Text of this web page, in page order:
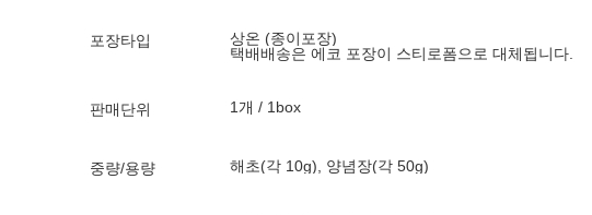
포장타입
상온 (종이포장)
택배배송은 에코 포장이 스티로폼으로 대체됩니다.
판매단위 1개 / 1box
중량/용량 해초(각 10g), 양념장(각 50g)